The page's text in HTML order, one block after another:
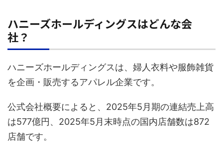
ハニーズホールディングスはどんな会
社？
ハニーズホールディングスは、婦人衣料や服飾雑貨
を企画・販売するアパレル企業です。
公式会社概要によると、2025年5月期の連結売上高
は577億円、2025年5月末時点の国内店舗数は872
店舗です。